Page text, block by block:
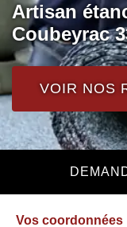
Artisan
Coubeyrac
VOIR NOS
Vos coordonnées